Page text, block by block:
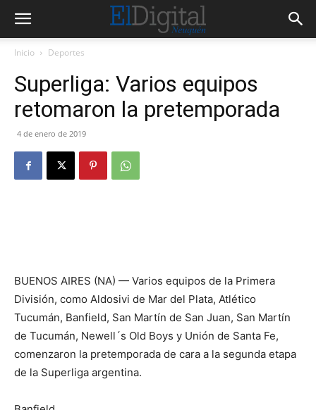
Inicio Deportes
Superliga: Varios equipos
retomaron la pretemporada
4 de enero de 2019
BUENOS AIRES (NA) — Varios equipos de la Primera
División, como Aldosivi de Mar del Plata, Atlético
Tucumán, Banfield, San Martín de San Juan, San Martín
de Tucumán, Newell´s Old Boys y Unión de Santa Fe,
comenzaron la pretemporada de cara a la segunda etapa
de la Superliga argentina.